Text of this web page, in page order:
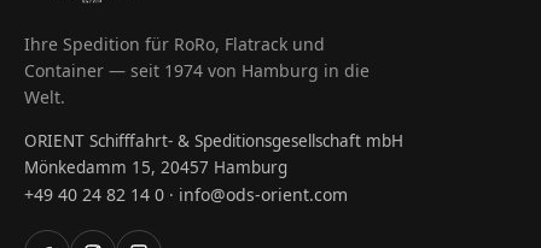
Ihre Spedition für RoRo, Flatrack und
Container — seit 1974 von Hamburg in die
Welt.
ORIENT Schifffahrt- & Speditionsgesellschaft mbH
Mönkedamm 15, 20457 Hamburg
+49 40 24 82 14 0 · info@ods-orient.com